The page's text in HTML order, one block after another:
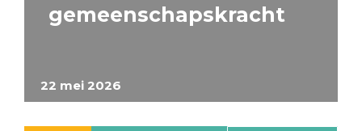
22 mei 2026
gemeenschapskracht